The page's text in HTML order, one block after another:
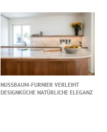
NUSSBAUM‑FURNIER VERLEIHT
DESIGNKÜCHE NATÜRLICHE ELEGANZ